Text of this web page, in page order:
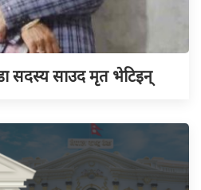
सदस्य साउद मृत भेटिइन्